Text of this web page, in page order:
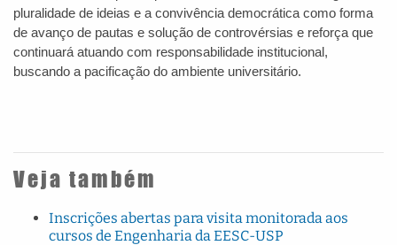
pluralidade de ideias e a convivência democrática como forma
de avanço de pautas e solução de controvérsias e reforça que
continuará atuando com responsabilidade institucional,
buscando a pacificação do ambiente universitário.
Veja também
Inscrições abertas para visita monitorada aos
cursos de Engenharia da EESC-USP